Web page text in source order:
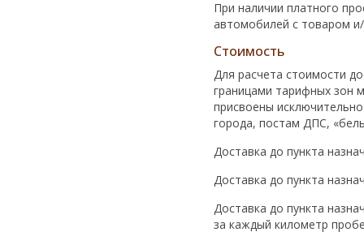
При наличии платного
автомобилей с товаром
Стоимость
Для расчета стоимости
границами тарифных зон
присвоены
города, постам ДПС,
Доставка до пункта
Доставка до пункта
Доставка до пункта
за каждый километр